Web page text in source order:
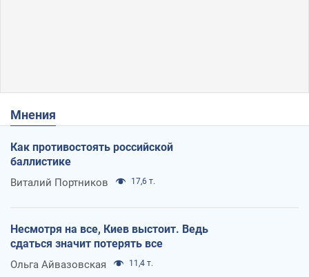
Мнения
Как противостоять российской
баллистике
Виталий Портников 17,6 т.
Несмотря на все, Киев выстоит. Ведь
сдаться значит потерять все
Ольга Айвазовская 11,4 т.